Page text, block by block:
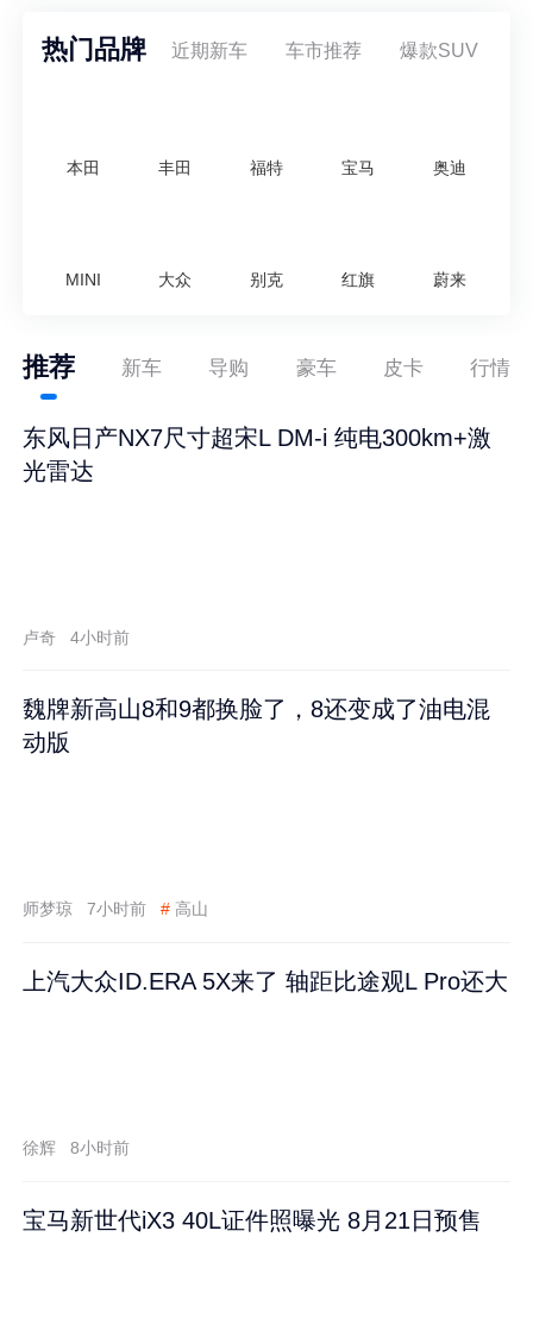
热门品牌 近期新车 车市推荐 爆款SUV
本田 丰田 福特 宝马 奥迪
MINI 大众 别克 红旗 蔚来
推荐 新车 导购 豪车 皮卡 行情
东风日产NX7尺寸超宋L DM-i 纯电300km+激
光雷达
卢奇 4小时前
魏牌新高山8和9都换脸了，8还变成了油电混
动版
师梦琼 7小时前 # 高山
上汽大众ID.ERA 5X来了 轴距比途观L Pro还大
徐辉 8小时前
宝马新世代iX3 40L证件照曝光 8月21日预售